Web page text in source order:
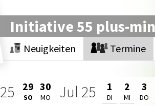
Initiative 55 plus-
Neuigkeiten Termine
25 29
SO
30
MO Jul 25 1
DI
2
MI
3
DO